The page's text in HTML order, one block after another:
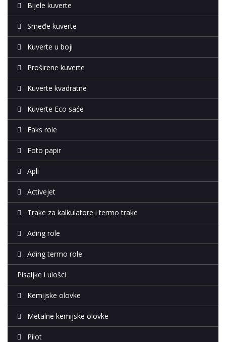
Bijele kuverte
Smeđe kuverte
Kuverte u boji
Proširene kuverte
Kuverte kvadratne
Kuverte Eco saće
Faks role
Foto papir
Apli
Activejet
Trake za kalkulatore i termo trake
Ading role
Ading termo role
Pisaljke i ulošci
Kemijske olovke
Metalne kemijske olovke
Pilot